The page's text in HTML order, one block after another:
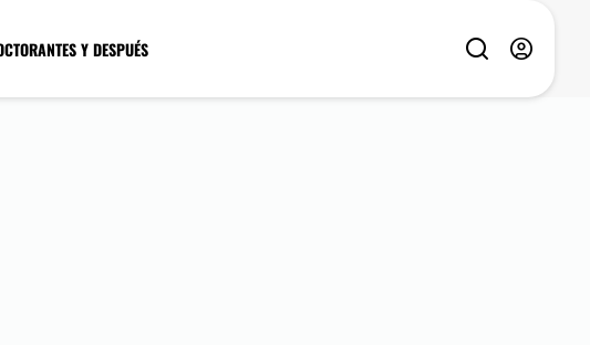
ANTES Y DESPUÉS